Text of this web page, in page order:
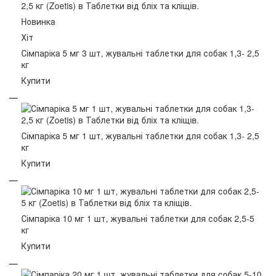
Новинка
Хіт
Сімпаріка 5 мг 3 шт, жувальні таблетки для собак 1,3- 2,5
кг
Купити
Сімпаріка 5 мг 1 шт, жувальні таблетки для собак 1,3- 2,5
кг
Купити
Сімпаріка 10 мг 1 шт, жувальні таблетки для собак 2,5-5
кг
Купити